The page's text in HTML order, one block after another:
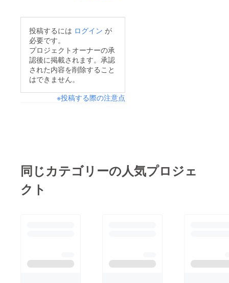
投稿するには ログイン が
必要です。
プロジェクトオーナーの承
認後に掲載されます。承認
された内容を削除すること
はできません。
※投稿する際の注意点
同じカテゴリーの人気プロジェ
クト